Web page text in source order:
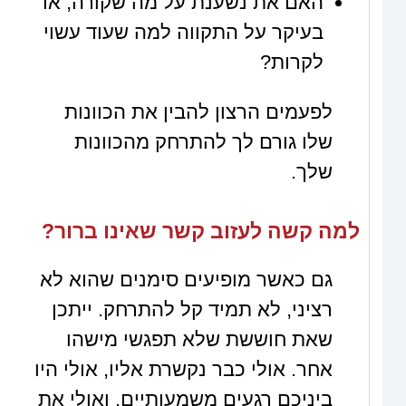
בעיקר על התקווה למה שעוד עשוי
לקרות?
לפעמים הרצון להבין את הכוונות
שלו גורם לך להתרחק מהכוונות
שלך.
למה קשה לעזוב קשר שאינו ברור?
גם כאשר מופיעים סימנים שהוא לא
רציני, לא תמיד קל להתרחק. ייתכן
שאת חוששת שלא תפגשי מישהו
אחר. אולי כבר נקשרת אליו, אולי היו
ביניכם רגעים משמעותיים, ואולי את